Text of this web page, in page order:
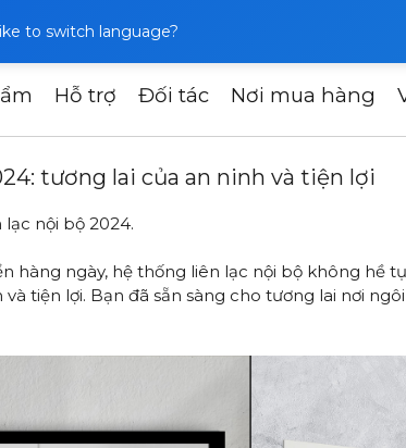
to switch language?
Hỗ trợ Đối tác Nơi mua hàng
nội bộ năm 2024: tương lai của an ninh và tiện lợi
tương lai của an ninh và tiện lợi
nội bộ 2024.
hàng ngày, hệ thống liên lạc nội bộ không hề
tiện lợi. Bạn đã sẵn sàng cho tương lai nơi